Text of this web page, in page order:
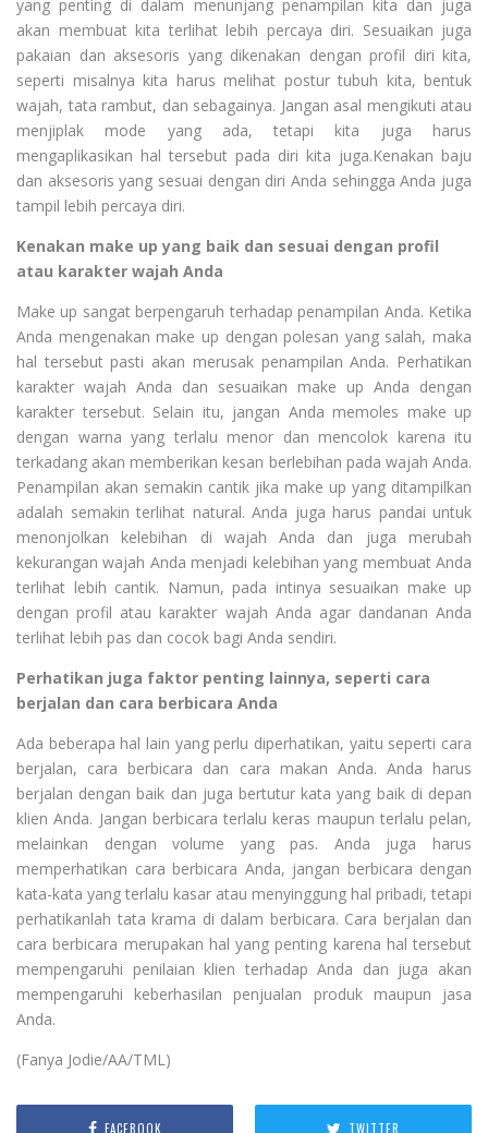
yang penting di dalam menunjang penampilan kita dan juga
akan membuat kita terlihat lebih percaya diri. Sesuaikan juga
pakaian dan aksesoris yang dikenakan dengan profil diri kita,
seperti misalnya kita harus melihat postur tubuh kita, bentuk
wajah, tata rambut, dan sebagainya. Jangan asal mengikuti atau
menjiplak mode yang ada, tetapi kita juga harus
mengaplikasikan hal tersebut pada diri kita juga.Kenakan baju
dan aksesoris yang sesuai dengan diri Anda sehingga Anda juga
tampil lebih percaya diri.
Kenakan make up yang baik dan sesuai dengan profil
atau karakter wajah Anda
Make up sangat berpengaruh terhadap penampilan Anda. Ketika
Anda mengenakan make up dengan polesan yang salah, maka
hal tersebut pasti akan merusak penampilan Anda. Perhatikan
karakter wajah Anda dan sesuaikan make up Anda dengan
karakter tersebut. Selain itu, jangan Anda memoles make up
dengan warna yang terlalu menor dan mencolok karena itu
terkadang akan memberikan kesan berlebihan pada wajah Anda.
Penampilan akan semakin cantik jika make up yang ditampilkan
adalah semakin terlihat natural. Anda juga harus pandai untuk
menonjolkan kelebihan di wajah Anda dan juga merubah
kekurangan wajah Anda menjadi kelebihan yang membuat Anda
terlihat lebih cantik. Namun, pada intinya sesuaikan make up
dengan profil atau karakter wajah Anda agar dandanan Anda
terlihat lebih pas dan cocok bagi Anda sendiri.
Perhatikan juga faktor penting lainnya, seperti cara
berjalan dan cara berbicara Anda
Ada beberapa hal lain yang perlu diperhatikan, yaitu seperti cara
berjalan, cara berbicara dan cara makan Anda. Anda harus
berjalan dengan baik dan juga bertutur kata yang baik di depan
klien Anda. Jangan berbicara terlalu keras maupun terlalu pelan,
melainkan dengan volume yang pas. Anda juga harus
memperhatikan cara berbicara Anda, jangan berbicara dengan
kata-kata yang terlalu kasar atau menyinggung hal pribadi, tetapi
perhatikanlah tata krama di dalam berbicara. Cara berjalan dan
cara berbicara merupakan hal yang penting karena hal tersebut
mempengaruhi penilaian klien terhadap Anda dan juga akan
mempengaruhi keberhasilan penjualan produk maupun jasa
Anda.
(Fanya Jodie/AA/TML)
FACEBOOK TWITTER